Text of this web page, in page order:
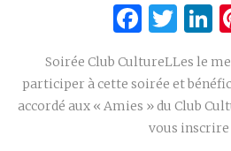
Soirée Club CultureLLes le
participer à cette soirée et
accordé aux « Amies » du Club
vous inscrire